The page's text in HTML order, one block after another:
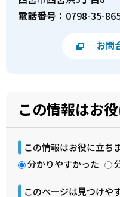
電話番号： 0798-35-
お問
この情報はお
この情報はお役に立ち
分かりやすかった
このページは見つけや